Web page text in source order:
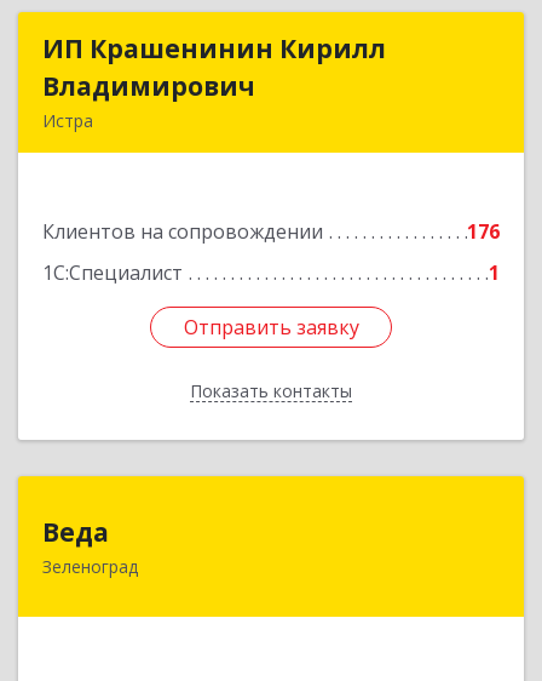
ИП Крашенинин Кирилл
Владимирович
Истра
Клиентов на сопровождении
176
1С:Специалист
1
Отправить заявку
Показать контакты
ИП Крашенинин Кирилл
Подробнее
Отправить заявку
Назад
Веда
Зеленоград
124683, Москва г, Зеленоград г, корпус 1504,